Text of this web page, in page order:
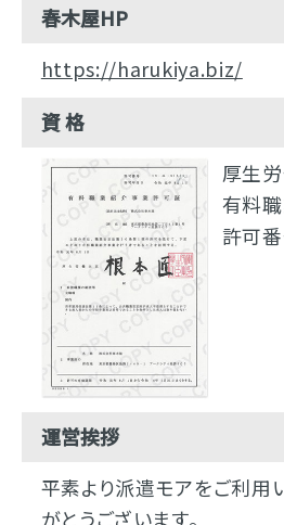
春木屋HP
https://harukiya.biz/
資 格
厚生
有料
許可
運営挨拶
平素より派遣モアをご利用
がとうございます。